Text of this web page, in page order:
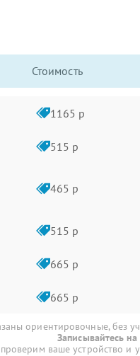
Стоимость
1165 р
515 р
465 р
515 р
665 р
665 р
ориентировочные, без
Записывайтесь
ваше устройство и